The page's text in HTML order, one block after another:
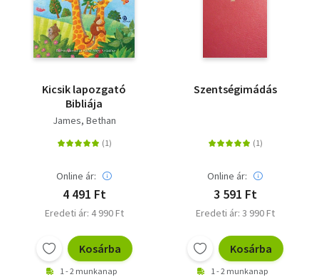
Kicsik lapozgató
Bibliája
James, Bethan
Online ár:
4 491 Ft
Eredeti ár: 4 990 Ft
Kosárba
1 - 2 munkanap
Szentségimádás
Online ár:
3 591 Ft
Eredeti ár: 3 990 Ft
Kosárba
1 - 2 munkanap